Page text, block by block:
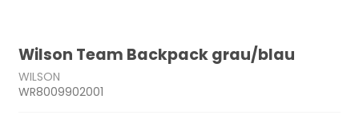
Wilson Team Backpack grau/blau
WILSON
WR8009902001